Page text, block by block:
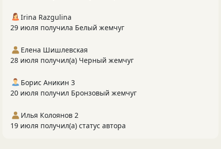
Irina Razgulina
29 июля получила Белый жемчуг
Елена Шишлевская
28 июля получил(а) Черный жемчуг
Борис Аникин 3
20 июля получил Бронзовый жемчуг
Илья Колоянов 2
19 июля получил(а) статус автора